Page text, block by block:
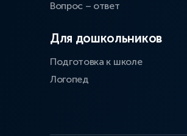
Вопрос – ответ
Для дошкольников
Подготовка к школе
Логопед